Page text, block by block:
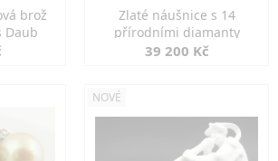
brož
Daub
Zlaté náušnice s 14
přírodními diamanty
39 200 Kč
NOVÉ